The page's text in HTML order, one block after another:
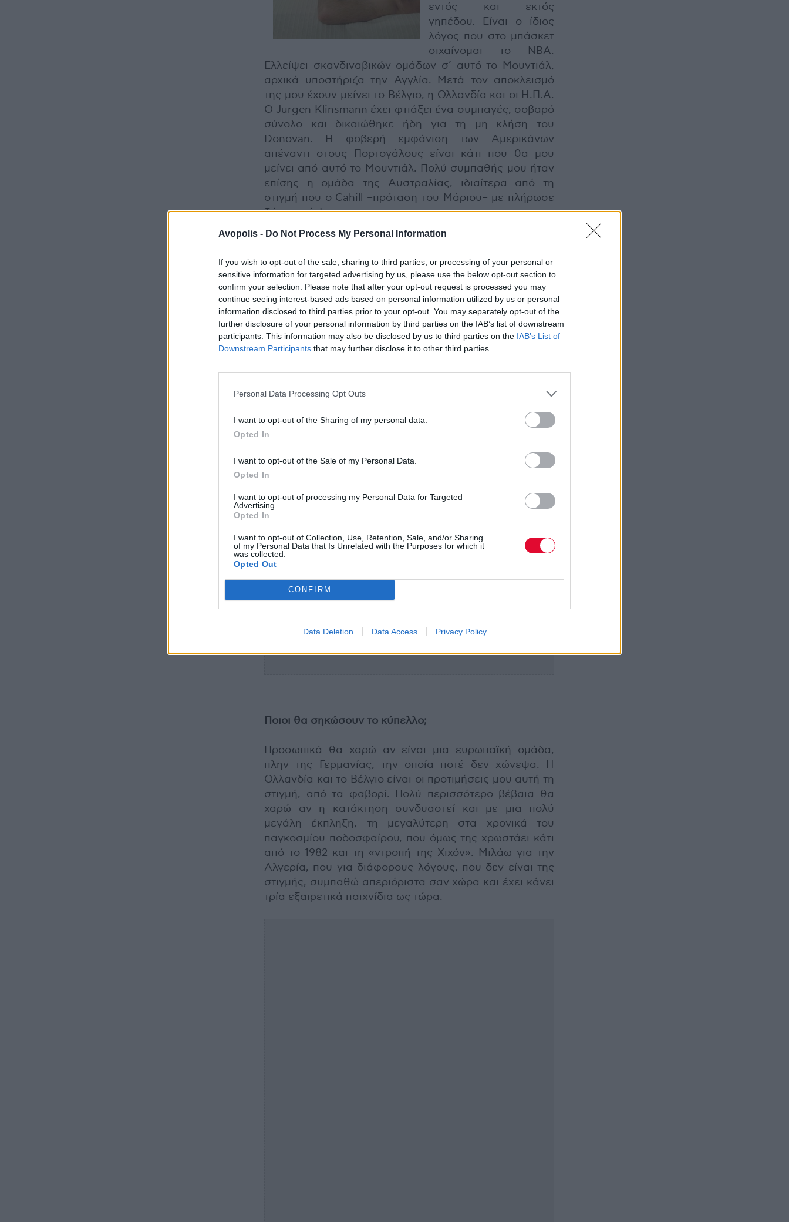
Avopolis - Do Not Process My Personal Information
If you wish to opt-out of the sale, sharing to third parties, or processing of your personal or
sensitive information for targeted advertising by us, please use the below opt-out section to
confirm your selection. Please note that after your opt-out request is processed you may
continue seeing interest-based ads based on personal information utilized by us or personal
information disclosed to third parties prior to your opt-out. You may separately opt-out of the
further disclosure of your personal information by third parties on the IAB’s list of downstream
participants. This information may also be disclosed by us to third parties on the IAB’s List of
Downstream Participants that may further disclose it to other third parties.
Personal Data Processing Opt Outs
I want to opt-out of the Sharing of my personal data.
Opted In
I want to opt-out of the Sale of my Personal Data.
Opted In
I want to opt-out of processing my Personal Data for Targeted
Advertising.
Opted In
I want to opt-out of Collection, Use, Retention, Sale, and/or Sharing
of my Personal Data that Is Unrelated with the Purposes for which it
was collected.
Opted Out
CONFIRM
Data Deletion Data Access Privacy Policy
εντός και εκτός
γηπέδου. Είναι ο ίδιος
λόγος που στο μπάσκετ
σιχαίνομαι το ΝΒΑ.
Ελλείψει σκανδιναβικών ομάδων σ’ αυτό το Mουντιάλ,
αρχικά υποστήριζα την Αγγλία. Μετά τον αποκλεισμό
της μου έχουν μείνει το Βέλγιο, η Ολλανδία και οι Η.Π.Α.
Ο Jurgen Klinsmann έχει φτιάξει ένα συμπαγές, σοβαρό
σύνολο και δικαιώθηκε ήδη για τη μη κλήση του
Donovan. Η φοβερή εμφάνιση των Aμερικάνων
απέναντι στους Πορτογάλους είναι κάτι που θα μου
μείνει από αυτό το Mουντιάλ. Πολύ συμπαθής μου ήταν
επίσης η ομάδα της Αυστραλίας, ιδιαίτερα από τη
στιγμή που ο Cahill –πρόταση του Μάριου– με πλήρωσε
δύο φορές!
Ποιοι θα σηκώσουν το κύπελλο;
Προσωπικά θα χαρώ αν είναι μια ευρωπαϊκή ομάδα,
πλην της Γερμανίας, την οποία ποτέ δεν χώνεψα. Η
Ολλανδία και το Βέλγιο είναι οι προτιμήσεις μου αυτή τη
στιγμή, από τα φαβορί. Πολύ περισσότερο βέβαια θα
χαρώ αν η κατάκτηση συνδυαστεί και με μια πολύ
μεγάλη έκπληξη, τη μεγαλύτερη στα χρονικά του
παγκοσμίου ποδοσφαίρου, που όμως της χρωστάει κάτι
από το 1982 και τη «ντροπή της Χιχόν». Μιλάω για την
Αλγερία, που για διάφορους λόγους, που δεν είναι της
στιγμής, συμπαθώ απεριόριστα σαν χώρα και έχει κάνει
τρία εξαιρετικά παιχνίδια ως τώρα.